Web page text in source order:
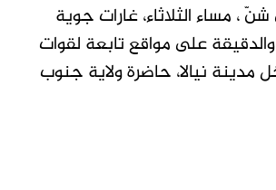
، مساء الثلاثاء، غارات جوية
على مواقع تابعة لقوات
مدينة نيالا، حاضرة ولاية جنوب